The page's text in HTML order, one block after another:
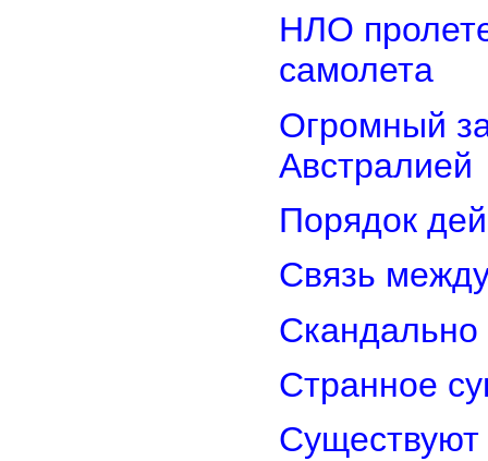
НЛО
самолета
Огромный
Австралией
Порядок
Связь
Странное